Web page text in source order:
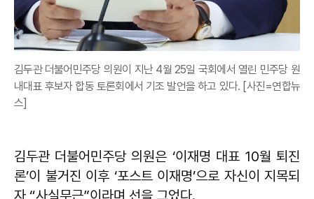
김두관 더불어민주당 의원이 지난 4월 25일 국회에서 열린 민주당 원
내대표 후보자 합동 토론회에서 기조 발언을 하고 있다. [사진=연합뉴
스]
김두관 더불어민주당 의원은 ‘이재명 대표 10월 퇴진
론’이 불거진 이후 ‘포스트 이재명’으로 자신이 지목되